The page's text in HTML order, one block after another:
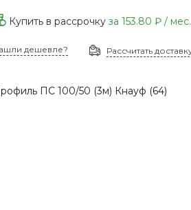
Купить в рассрочку за 153.80 ₽/ мес.
дешевле? Рассчитать
ПС 100/50 (3м) Кнауф (64)